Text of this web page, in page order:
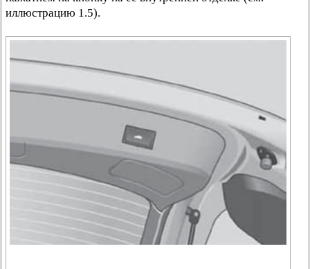
иллюстрацию 1.5).